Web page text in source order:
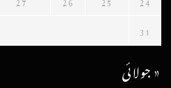
31
« جولائی